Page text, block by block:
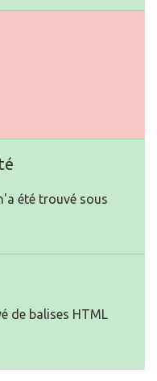
été trouvé sous
de balises HTML